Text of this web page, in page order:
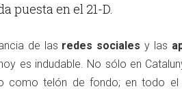
puesta en el 21-D.
de las redes sociales y las
es indudable. No sólo en
como telón de fondo; en todo el